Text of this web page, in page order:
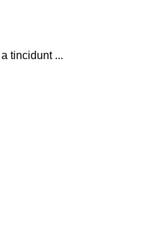
tincidunt ...